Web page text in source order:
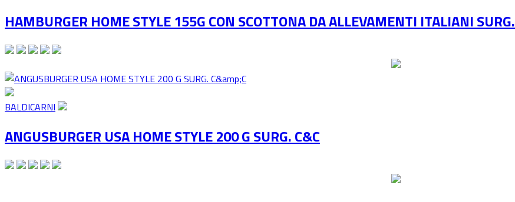
HAMBURGER HOME STYLE 155G CON SCOTTONA DA ALLEVAMENTI ITALIANI SURG.
BALDICARNI
ANGUSBURGER USA HOME STYLE 200 G SURG. C&C